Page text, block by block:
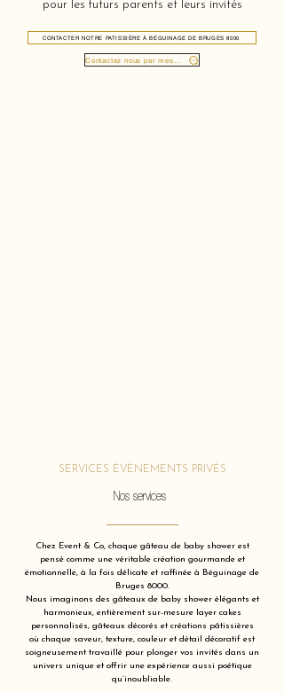
pour les futurs parents et leurs invités
CONTACTER NOTRE PATISSIÈRE À BÉGUINAGE DE BRUGES 8000
SERVICES ÉVÈNEMENTS PRIVÉS
Nos services
Chez Event & Co, chaque gâteau de baby shower est
pensé comme une véritable création gourmande et
émotionnelle, à la fois délicate et raffinée à Béguinage de
Bruges 8000.
Nous imaginons des gâteaux de baby shower élégants et
harmonieux, entièrement sur-mesure layer cakes
personnalisés, gâteaux décorés et créations pâtissières
où chaque saveur, texture, couleur et détail décoratif est
soigneusement travaillé pour plonger vos invités dans un
univers unique et offrir une expérience aussi poétique
qu’inoubliable.